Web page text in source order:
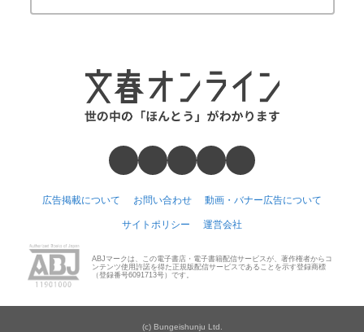
広告掲載について お問い合わせ 動画・バナー広告について
サイトポリシー 運営会社
ABJマークは、この電子書店・電子書籍配信サービスが、著作権者からコ
ンテンツ使用許諾を得た正規版配信サービスであることを示す登録商標
（登録番号6091713号）です。
(c) Bungeishunju Ltd.